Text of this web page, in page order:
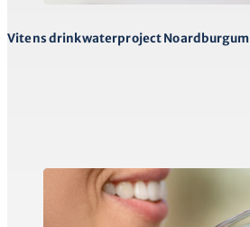
Vitens drinkwaterproject Noardburgum